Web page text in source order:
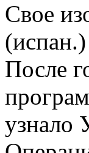
Свое
После
узнало